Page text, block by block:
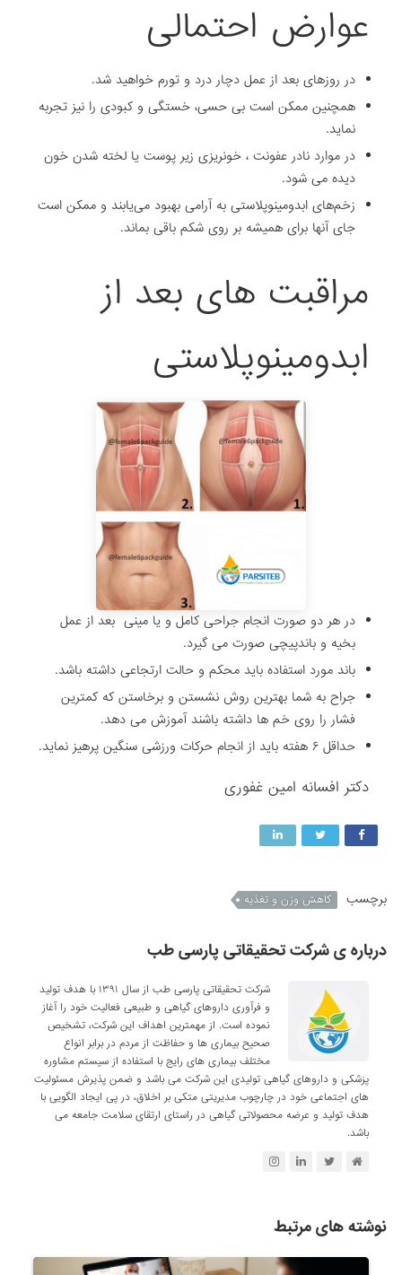
عوارض احتمالی
در روزهای بعد از عمل دچار درد و تورم خواهید شد.
همچنین ممکن است بی حسی، خستگی و کبودی را نیز تجربه
نماید.
در موارد نادر عفونت ، خونریزی زیر پوست یا لخته شدن خون
دیده می شود.
زخم‌های ابدومینوپلاستی به‌ آرامی بهبود می‌یابند و ممکن است
جای آنها برای همیشه بر روی شکم باقی بماند.
مراقبت های بعد از
ابدومینوپلاستی
در هر دو صورت انجام جراحی کامل و یا مینی بعد از عمل
بخیه و باندپیچی صورت می گیرد.
باند مورد استفاده باید محکم و حالت ارتجاعی داشته باشد.
جراح به شما بهترین روش نشستن و برخاستن که کمترین
فشار را روی خم ها داشته باشند آموزش می دهد.
حداقل ۶ هفته باید از انجام حرکات ورزشی سنگین پرهیز نماید.
دکتر افسانه امین غفوری
برچسب کاهش وزن و تغذیه
درباره ی شرکت تحقیقاتی پارسی طب
شرکت تحقیقاتی پارسی طب از سال ۱۳۹۱ با هدف تولید
و فرآوری داروهای گیاهی و طبیعی فعالیت خود را آغاز
نموده است. از مهمترین اهداف این شرکت، تشخیص
صحیح بیماری ها و حفاظت از مردم در برابر انواع
مختلف بیماری های رایج با استفاده از سیستم مشاوره
پزشکی و داروهای گیاهی تولیدی این شرکت می باشد و ضمن پذیرش مسئولیت
های اجتماعی خود در چارچوب مدیریتی متکی بر اخلاق، در پی ایجاد الگویی با
هدف تولید و عرضه محصولاتی گیاهی در راستای ارتقای سلامت جامعه می
باشد.
نوشته های مرتبط